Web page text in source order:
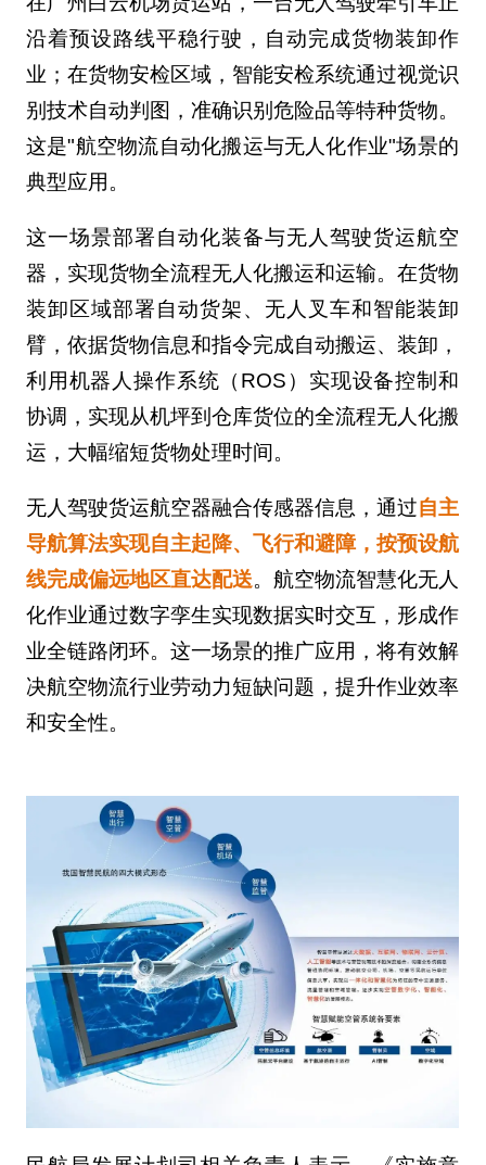
沿着预设路线平稳行驶，自动完成货物装卸作
业；在货物安检区域，智能安检系统通过视觉识
别技术自动判图，准确识别危险品等特种货物。
这是"航空物流自动化搬运与无人化作业"场景的
典型应用。
这一场景部署自动化装备与无人驾驶货运航空
器，实现货物全流程无人化搬运和运输。在货物
装卸区域部署自动货架、无人叉车和智能装卸
臂，依据货物信息和指令完成自动搬运、装卸，
利用机器人操作系统（ROS）实现设备控制和
协调，实现从机坪到仓库货位的全流程无人化搬
运，大幅缩短货物处理时间。
无人驾驶货运航空器融合传感器信息，通过自主
导航算法实现自主起降、飞行和避障，按预设航
线完成偏远地区直达配送。航空物流智慧化无人
化作业通过数字孪生实现数据实时交互，形成作
业全链路闭环。这一场景的推广应用，将有效解
决航空物流行业劳动力短缺问题，提升作业效率
和安全性。